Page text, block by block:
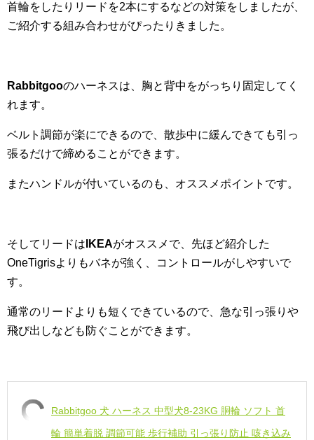
首輪をしたりリードを2本にするなどの対策をしましたが、
ご紹介する組み合わせがぴったりきました。
Rabbitgooのハーネスは、胸と背中をがっちり固定してく
れます。
ベルト調節が楽にできるので、散歩中に緩んできても引っ
張るだけで締めることができます。
またハンドルが付いているのも、オススメポイントです。
そしてリードは IKEAがオススメで、先ほど紹介した
OneTigrisよりもバネが強く、コントロールがしやすいで
す。
通常のリードよりも短くできているので、急な引っ張りや
飛び出しなども防ぐことができます。
Rabbitgoo 犬 ハーネス 中型犬8-23KG 胴輪 ソフト 首
輪 簡単着脱 調節可能 歩行補助 引っ張り防止 咳き込み